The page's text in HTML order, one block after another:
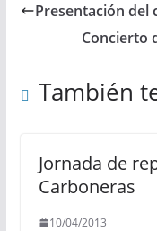
Presentación del
Concierto
También
Jornada de
Carboneras
10/04/2013